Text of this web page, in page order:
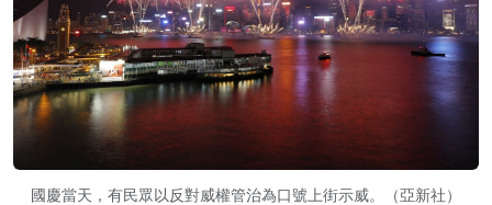
國慶當天，有民眾以反對威權管治為口號上街示威。（亞新社）